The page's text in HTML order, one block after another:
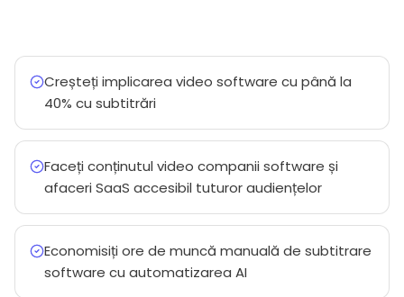
Creșteți implicarea video software cu până la
40% cu subtitrări
Faceți conținutul video companii software și
afaceri SaaS accesibil tuturor audiențelor
Economisiți ore de muncă manuală de subtitrare
software cu automatizarea AI